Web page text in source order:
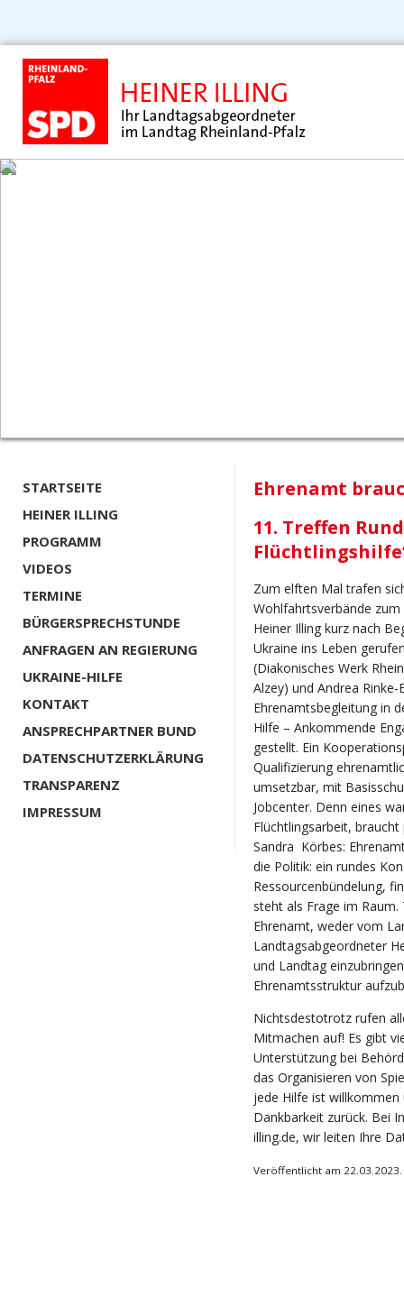
STARTSEITE
HEINER ILLING
PROGRAMM
VIDEOS
TERMINE
BÜRGERSPRECHSTUNDE
ANFRAGEN AN REGIERUNG
UKRAINE-HILFE
KONTAKT
ANSPRECHPARTNER BUND
DATENSCHUTZERKLÄRUNG
TRANSPARENZ
IMPRESSUM
Ehrenamt
11. Treffen
Zum elften Mal trafen
Wohlfahrtsverbände
Heiner Illing kurz nach
Ukraine ins Leben
(Diakonisches Werk
Alzey) und Andrea
Ehrenamtsbegleitung in
Hilfe – Ankommende
gestellt. Ein
Qualifizierung
umsetzbar, mit
Jobcenter. Denn eines
Flüchtlingsarbeit,
Sandra Körbes:
die Politik: ein rundes
Ressourcenbündelung,
steht als Frage im
Ehrenamt, weder vom
Landtagsabgeordneter
und Landtag
Ehrenamtsstruktur
Nichtsdestotrotz rufen
Mitmachen auf! Es gibt
Unterstützung bei
das Organisieren von
jede Hilfe ist
Dankbarkeit zurück. Bei
illing.de, wir leiten Ihre
Veröffentlicht am 22.03.2023.